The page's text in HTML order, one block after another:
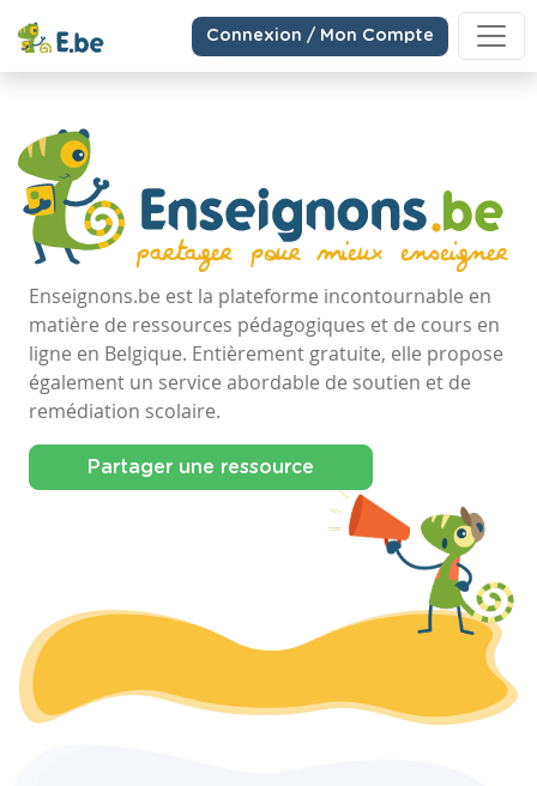
Connexion / Mon Compte
Enseignons.be est la plateforme incontournable en
matière de ressources pédagogiques et de cours en
ligne en Belgique. Entièrement gratuite, elle propose
également un service abordable de soutien et de
remédiation scolaire.
Partager une ressource